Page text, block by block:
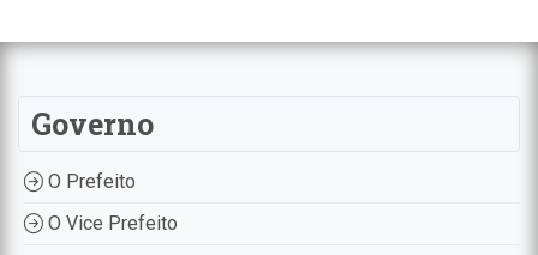
Governo
O Prefeito
O Vice Prefeito